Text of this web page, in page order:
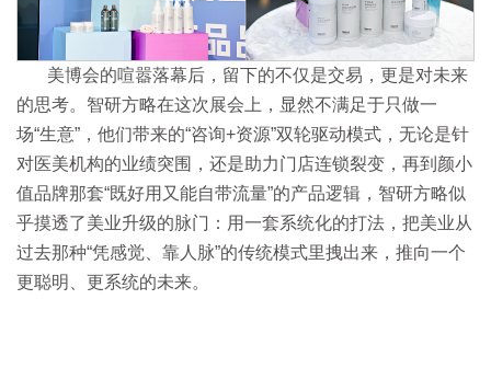
美博会的喧嚣落幕后，留下的不仅是交易，更是对未来
的思考。智研方略在这次展会上，显然不满足于只做一
场“生意”，他们带来的“咨询+资源”双轮驱动模式，无论是针
对医美机构的业绩突围，还是助力门店连锁裂变，再到颜小
值品牌那套“既好用又能自带流量”的产品逻辑，智研方略似
乎摸透了美业升级的脉门：用一套系统化的打法，把美业从
过去那种“凭感觉、靠人脉”的传统模式里拽出来，推向一个
更聪明、更系统的未来。